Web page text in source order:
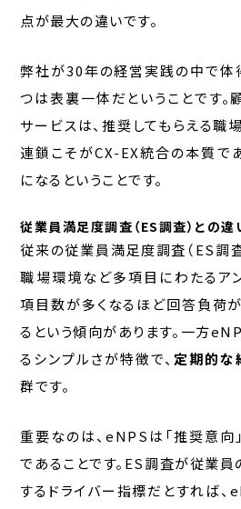
点が最大の違いです。
弊社が30年の経営実践の中で体
つは表裏一体だということです。
サービスは、推奨してもらえる
連鎖こそがCX-EX統合の本質で
になるということです。
従業員満足度調査（ES調査）との違
従来の従業員満足度調査（ES調査
職場環境など多項目にわたるア
項目数が多くなるほど回答負荷
るという傾向があります。一方
るシンプルさが特徴で、 定期的な
群です。
重要なのは、eNPSは「推奨意向
であることです。ES調査が従業員
するドライバー指標だとすれば、